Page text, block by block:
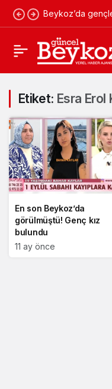
Beykoz’da
Etiket: Esra Erol
En son Beykoz’da
görülmüştü! Genç kız
bulundu
11 ay önce